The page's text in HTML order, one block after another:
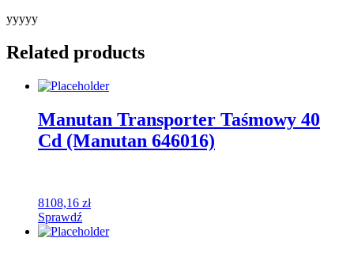
yyyyy
Related products
Manutan Transporter Taśmowy 40
Cd (Manutan 646016)
8108,16 zł
Sprawdź